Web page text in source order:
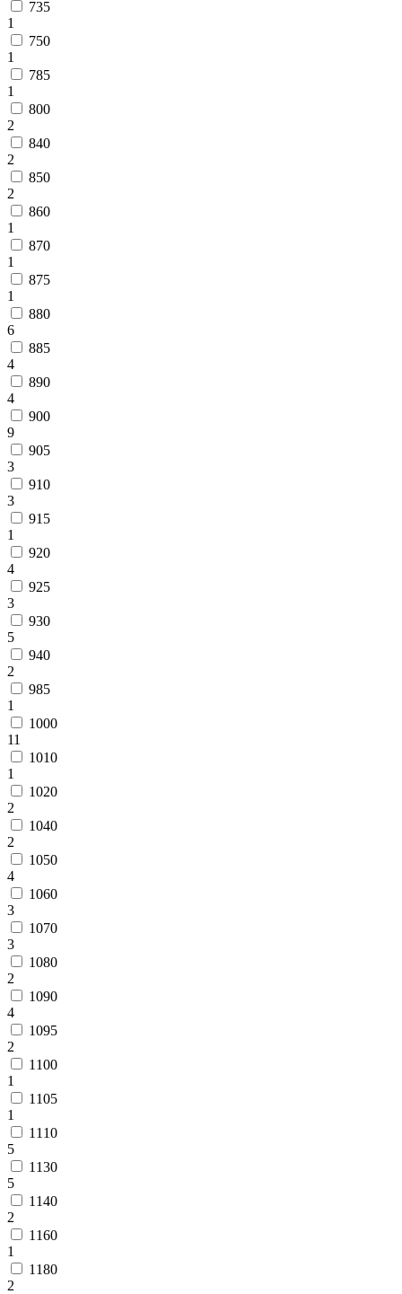
735
1
750
1
785
1
800
2
840
2
850
2
860
1
870
1
875
1
880
6
885
4
890
4
900
9
905
3
910
3
915
1
920
4
925
3
930
5
940
2
985
1
1000
11
1010
1
1020
2
1040
2
1050
4
1060
3
1070
3
1080
2
1090
4
1095
2
1100
1
1105
1
1110
5
1130
5
1140
2
1160
1
1180
2